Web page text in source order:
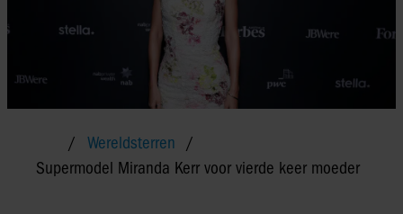
Wereldsterren
Supermodel Miranda Kerr voor vierde keer moeder